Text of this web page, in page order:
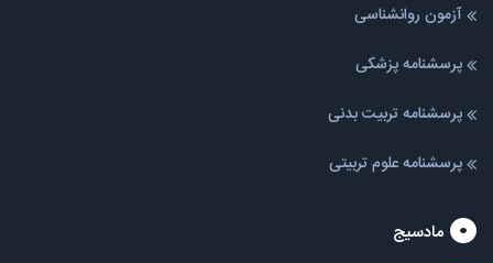
آزمون روانشناسی
پرسشنامه پزشکی
پرسشنامه تربیت بدنی
پرسشنامه علوم تربیتی
مادسیج